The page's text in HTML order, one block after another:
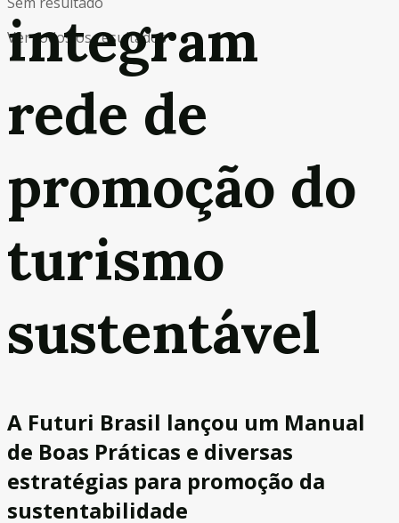
Ver todos os resultados
integram
rede de
promoção do
turismo
sustentável
A Futuri Brasil lançou um Manual
de Boas Práticas e diversas
estratégias para promoção da
sustentabilidade